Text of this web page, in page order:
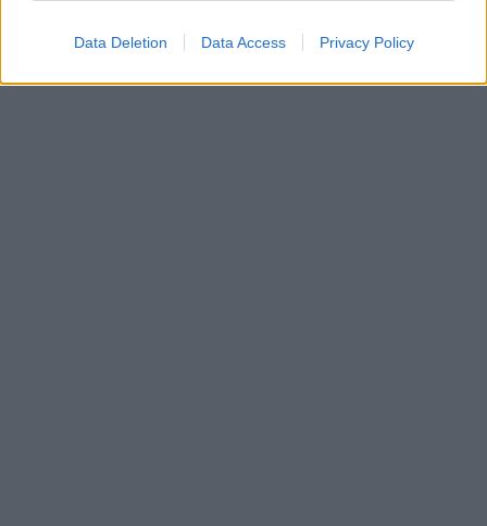
Data Deletion Data Access Privacy Policy